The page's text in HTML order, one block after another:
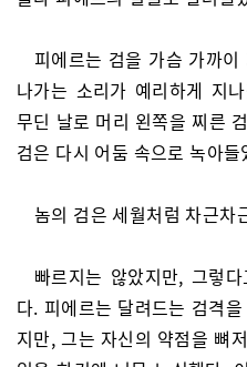
피에르는 검을 가슴 가까
나가는 소리가 예리하게 지
무딘 날로 머리 왼쪽을 찌른
검은 다시 어둠 속으로 녹아들
놈의 검은 세월처럼 차근차
빠르지는 않았지만, 그렇
다. 피에르는 달려드는 검격
지만, 그는 자신의 약점을 뼈